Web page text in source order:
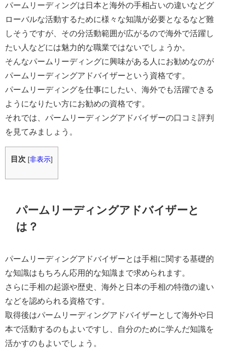
パームリーディングは日本と海外の手相占いの違いなどグ
ローバルな活動するために様々な知識が必要となるなど難
しそうですが、その分活動範囲が広がるので海外で活躍し
たい人などには魅力的な職業ではないでしょうか。
そんなパームリーディングに興味がある人にお勧めなのが
パームリーディングアドバイザーという資格です。
パームリーディングを仕事にしたい、海外でも活躍できる
ようになりたい方にお勧めの資格です。
それでは、パームリーディングアドバイザーの口コミ評判
を見てみましょう。
目次 [非表示]
パームリーディングアドバイザーと
は？
パームリーディングアドバイザーとは手相に関する基礎的
な知識はもちろん応用的な知識まで求められます。
さらに手相の起源や歴史、海外と日本の手相の特徴の違い
などを認められる資格です。
取得後はパームリーディングアドバイザーとして海外や日
本で活動するのもよいですし、自分のために学んだ知識を
活かすのもよいでしょう。